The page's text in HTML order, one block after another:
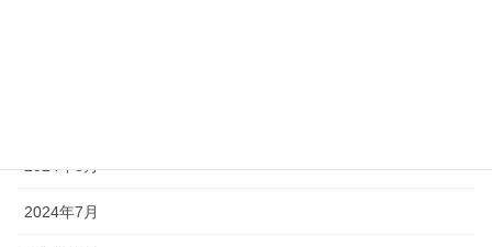
2024年8月
2024年7月